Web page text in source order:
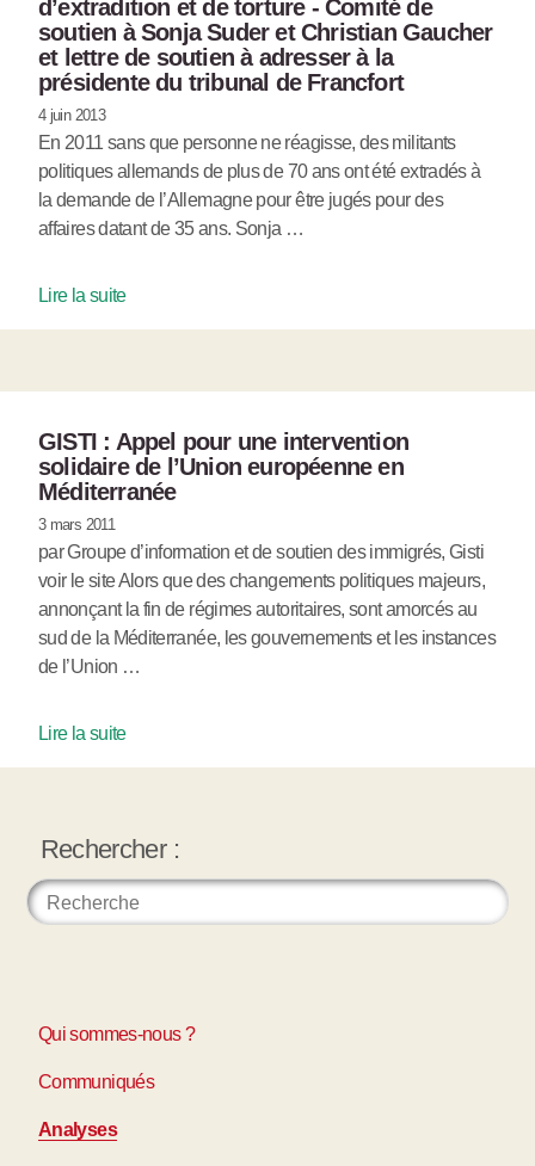
d’extradition et de torture - Comité de
soutien à Sonja Suder et Christian Gaucher
et lettre de soutien à adresser à la
présidente du tribunal de Francfort
4 juin 2013
En 2011 sans que personne ne réagisse, des militants
politiques allemands de plus de 70 ans ont été extradés à
la demande de l’Allemagne pour être jugés pour des
affaires datant de 35 ans. Sonja …
Lire la suite
GISTI : Appel pour une intervention
solidaire de l’Union européenne en
Méditerranée
3 mars 2011
par Groupe d’information et de soutien des immigrés, Gisti
voir le site Alors que des changements politiques majeurs,
annonçant la fin de régimes autoritaires, sont amorcés au
sud de la Méditerranée, les gouvernements et les instances
de l’Union …
Lire la suite
Rechercher :
Qui sommes-nous ?
Communiqués
Analyses